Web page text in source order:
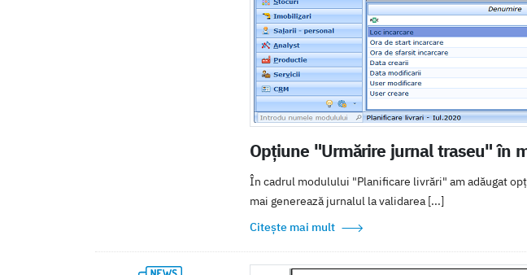
Opțiune "Urmărire jurnal traseu" în
În cadrul modulului "Planificare livrări" am adăugat
mai generează jurnalul la validarea [...]
Citește mai mult